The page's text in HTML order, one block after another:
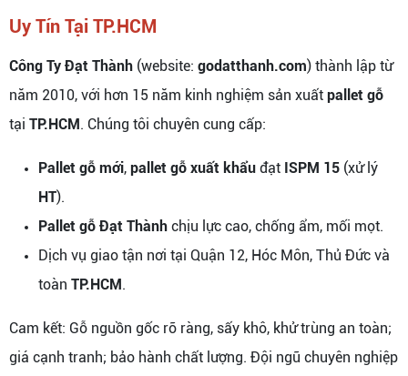
Uy Tín Tại TP.HCM
Công Ty Đạt Thành (website: godatthanh.com) thành lập từ
năm 2010, với hơn 15 năm kinh nghiệm sản xuất pallet gỗ
tại TP.HCM. Chúng tôi chuyên cung cấp:
Pallet gỗ mới, pallet gỗ xuất khẩu đạt ISPM 15 (xử lý
HT).
Pallet gỗ Đạt Thành chịu lực cao, chống ẩm, mối mọt.
Dịch vụ giao tận nơi tại Quận 12, Hóc Môn, Thủ Đức và
toàn TP.HCM.
Cam kết: Gỗ nguồn gốc rõ ràng, sấy khô, khử trùng an toàn;
giá cạnh tranh; bảo hành chất lượng. Đội ngũ chuyên nghiệp